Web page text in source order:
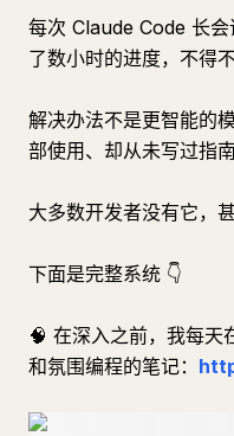
每次 Claude Code 长
了数小时的进度，不得
解决办法不是更智能的
部使用、却从未写过指南
大多数开发者没有它，
下面是完整系统 👇
🧠 在深入之前，我每
和氛围编程的笔记：